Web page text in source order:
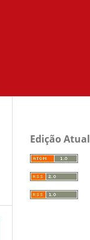
Edição Atual